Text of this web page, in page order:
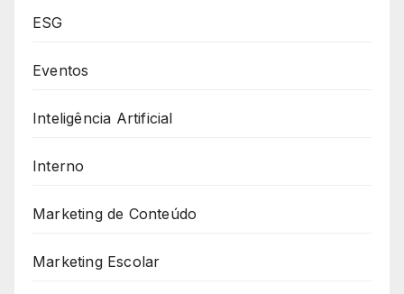
ESG
Eventos
Inteligência Artificial
Interno
Marketing de Conteúdo
Marketing Escolar